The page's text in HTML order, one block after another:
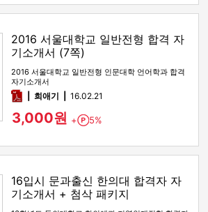
2016 서울대학교 일반전형 합격 자
기소개서 (7쪽)
2016 서울대학교 일반전형 인문대학 언어학과 합격
자기소개서
pdf희애기 16.02.21
3,000원 + Point
5%
16입시 문과출신 한의대 합격자 자
기소개서 + 첨삭 패키지